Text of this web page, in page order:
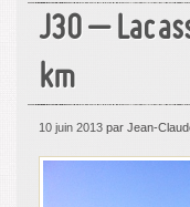
J30 –
km
10 juin 2013 par Jean-